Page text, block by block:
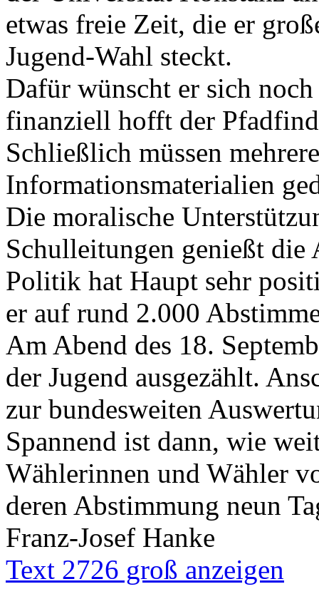
etwas freie Zeit, die er
Jugend-Wahl steckt.
Dafür wünscht er sich
finanziell hofft der
Schließlich müssen
Informationsmaterialien
Die moralische
Schulleitungen genießt
Politik hat Haupt sehr
er auf rund 2.000
Am Abend des 18.
der Jugend ausgezählt.
zur bundesweiten
Spannend ist dann, wie
Wählerinnen und Wähler
deren Abstimmung neun
Franz-Josef Hanke
Text 2726 groß anzeigen